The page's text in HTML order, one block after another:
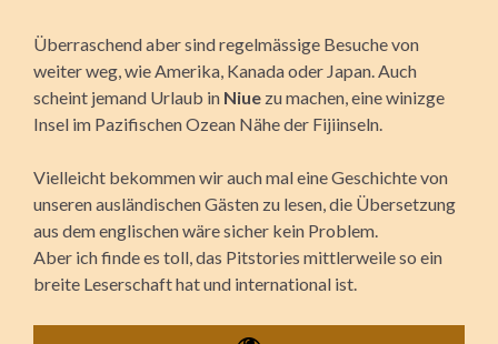
Überraschend aber sind regelmässige Besuche von
weiter weg, wie Amerika, Kanada oder Japan. Auch
scheint jemand Urlaub in Niue zu machen, eine winizge
Insel im Pazifischen Ozean Nähe der Fijiinseln.
Vielleicht bekommen wir auch mal eine Geschichte von
unseren ausländischen Gästen zu lesen, die Übersetzung
aus dem englischen wäre sicher kein Problem.
Aber ich finde es toll, das Pitstories mittlerweile so ein
breite Leserschaft hat und international ist.